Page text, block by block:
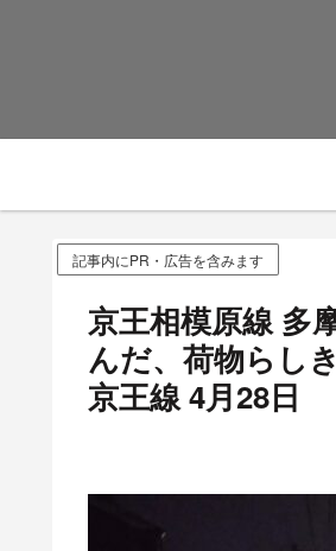
記事内にPR・広告を含みます
京王相模原線 多
んだ、荷物らし
京王線 4月28日